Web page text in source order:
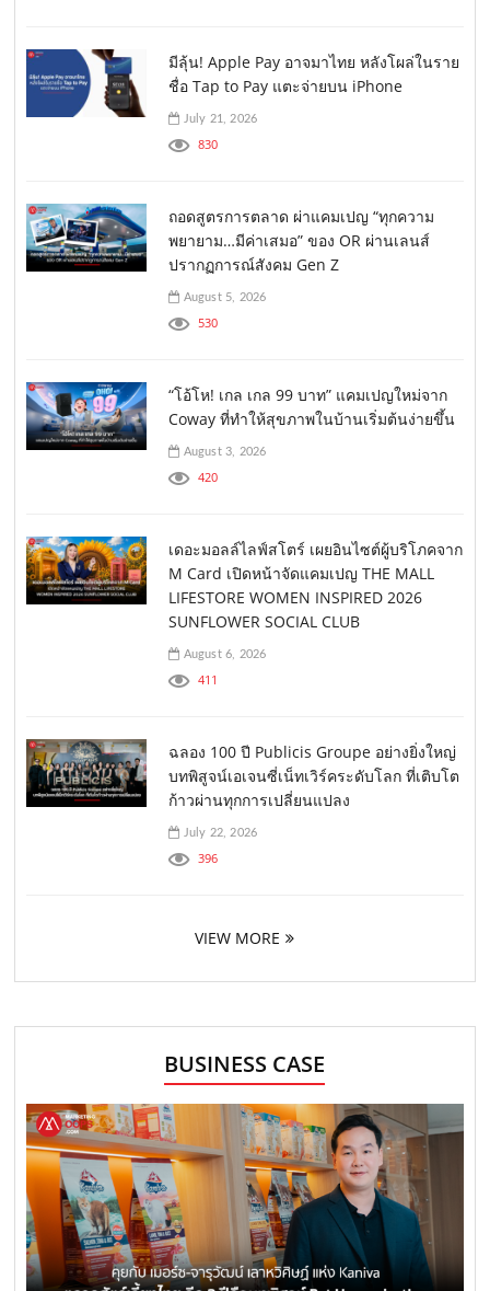
มีลุ้น! Apple Pay อาจมาไทย หลังโผล่ในราย
ชื่อ Tap to Pay แตะจ่ายบน iPhone
July 21, 2026
830
ถอดสูตรการตลาด ผ่าแคมเปญ “ทุกความ
พยายาม…มีค่าเสมอ” ของ OR ผ่านเลนส์
ปรากฏการณ์สังคม Gen Z
August 5, 2026
530
“โอ้โห! เกล เกล 99 บาท” แคมเปญใหม่จาก
Coway ที่ทำให้สุขภาพในบ้านเริ่มต้นง่ายขึ้น
August 3, 2026
420
เดอะมอลล์ไลฟ์สโตร์ เผยอินไซต์ผู้บริโภคจาก
M Card เปิดหน้าจัดแคมเปญ THE MALL
LIFESTORE WOMEN INSPIRED 2026
SUNFLOWER SOCIAL CLUB
August 6, 2026
411
ฉลอง 100 ปี Publicis Groupe อย่างยิ่งใหญ่
บทพิสูจน์เอเจนซี่เน็ทเวิร์คระดับโลก ที่เติบโต
ก้าวผ่านทุกการเปลี่ยนแปลง
July 22, 2026
396
VIEW MORE
BUSINESS CASE